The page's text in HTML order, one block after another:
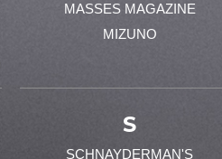
MASSES MAGAZINE
MIZUNO
S
SCHNAYDERMAN'S